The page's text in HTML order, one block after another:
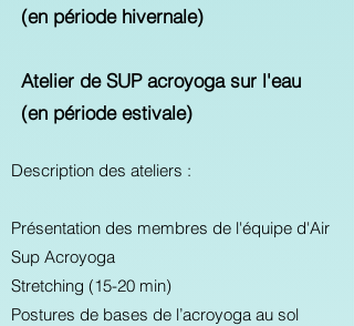
Description des ateliers :
Présentation des membres de l'équipe d'Air
Sup Acroyoga
Stretching (15-20 min)
Postures de bases de l’acroyoga au sol
(en période hivernale)
Atelier de SUP acroyoga sur l'eau
(en période estivale)